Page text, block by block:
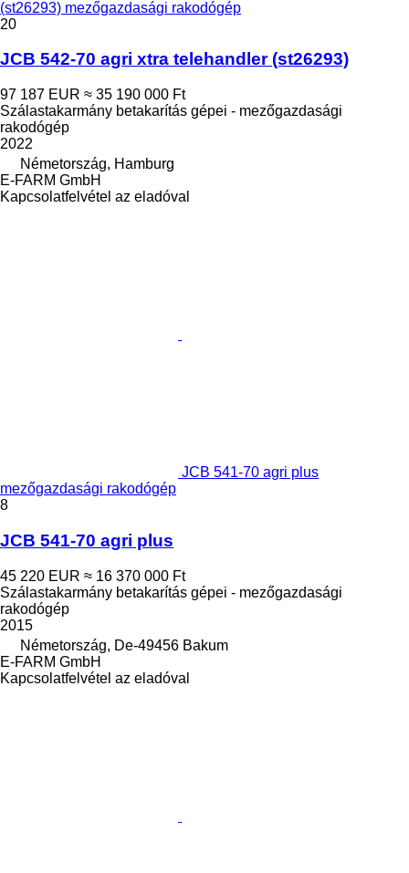
(st26293) mezőgazdasági rakodógép
20
JCB 542-70 agri xtra telehandler (st26293)
97 187 EUR ≈ 35 190 000 Ft
Szálastakarmány betakarítás gépei - mezőgazdasági
rakodógép
2022
Németország, Hamburg
E-FARM GmbH
Kapcsolatfelvétel az eladóval
JCB 541-70 agri plus
mezőgazdasági rakodógép
8
JCB 541-70 agri plus
45 220 EUR ≈ 16 370 000 Ft
Szálastakarmány betakarítás gépei - mezőgazdasági
rakodógép
2015
Németország, De-49456 Bakum
E-FARM GmbH
Kapcsolatfelvétel az eladóval